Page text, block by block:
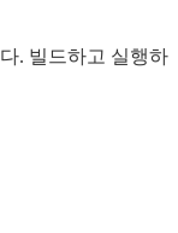
. 빌드하고 실행하